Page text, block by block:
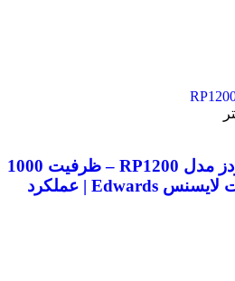
روتس بوستر وکیوم ادواردز مدل RP1200 – ظرفیت 1000
مترمکعب بر ساعت | تحت لایسنس Edwards | عملکرد